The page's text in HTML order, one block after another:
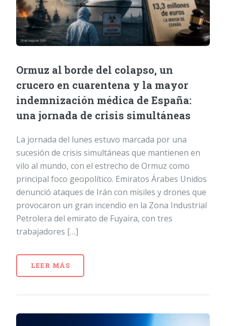
Ormuz al borde del colapso, un
crucero en cuarentena y la mayor
indemnización médica de España:
una jornada de crisis simultáneas
La jornada del lunes estuvo marcada por una
sucesión de crisis simultáneas que mantienen en
vilo al mundo, con el estrecho de Ormuz como
principal foco geopolítico. Emiratos Árabes Unidos
denunció ataques de Irán con misiles y drones que
provocaron un gran incendio en la Zona Industrial
Petrolera del emirato de Fuyaira, con tres
trabajadores […]
LEER MÁS